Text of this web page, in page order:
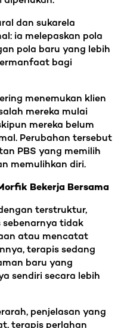
dan sukarela
ia melepaskan pola
pola baru yang lebih
bagi
menemukan klien
mereka mulai
mereka belum
Perubahan tersebut
PBS yang memilih
memulihkan diri.
Bekerja Bersama
terstruktur,
sebenarnya tidak
atau mencatat
terapis sedang
baru yang
sendiri secara lebih
penjelasan yang